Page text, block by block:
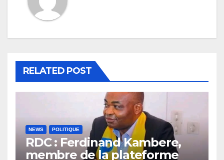
RELATED POST
NEWS POLITIQUE
RDC : Ferdinand Kambere,
membre de la plateforme